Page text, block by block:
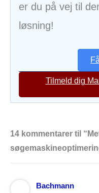
er du på vej til
løsning!
Tilmeld dig
14 kommentarer til
Bachmann